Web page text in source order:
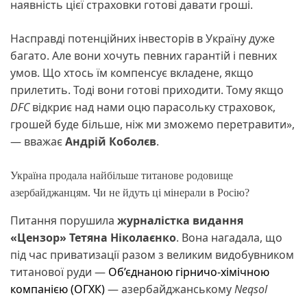
наявність цієї страховки готові давати гроші.
Насправді потенційних інвесторів в Україну дуже
багато. Але вони хочуть певних гарантій і певних
умов. Що хтось їм компенсує вкладене, якщо
прилетить. Тоді вони готові приходити. Тому якщо
DFCвідкриє над нами оцю парасольку страховок,
грошей буде більше, ніж ми зможемо перетравити»,
— вважаєАндрій Коболєв.
Україна продала найбільше титанове родовище
азербайджанцям. Чи не йдуть ці мінерали в Росію?
Питання порушила журналістка видання
«Цензор» Тетяна Ніколаєнко. Вона нагадала, що
під час приватизації разом з великим видобувником
титанової руди — Об’єднаною гірничо-хімічною
компанією (ОГХК)— азербайджанськомуNeqsol